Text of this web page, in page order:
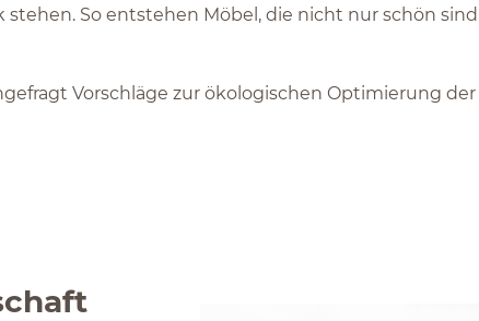
So entstehen Möbel, die nicht nur schön
Vorschläge zur ökologischen Optimierung